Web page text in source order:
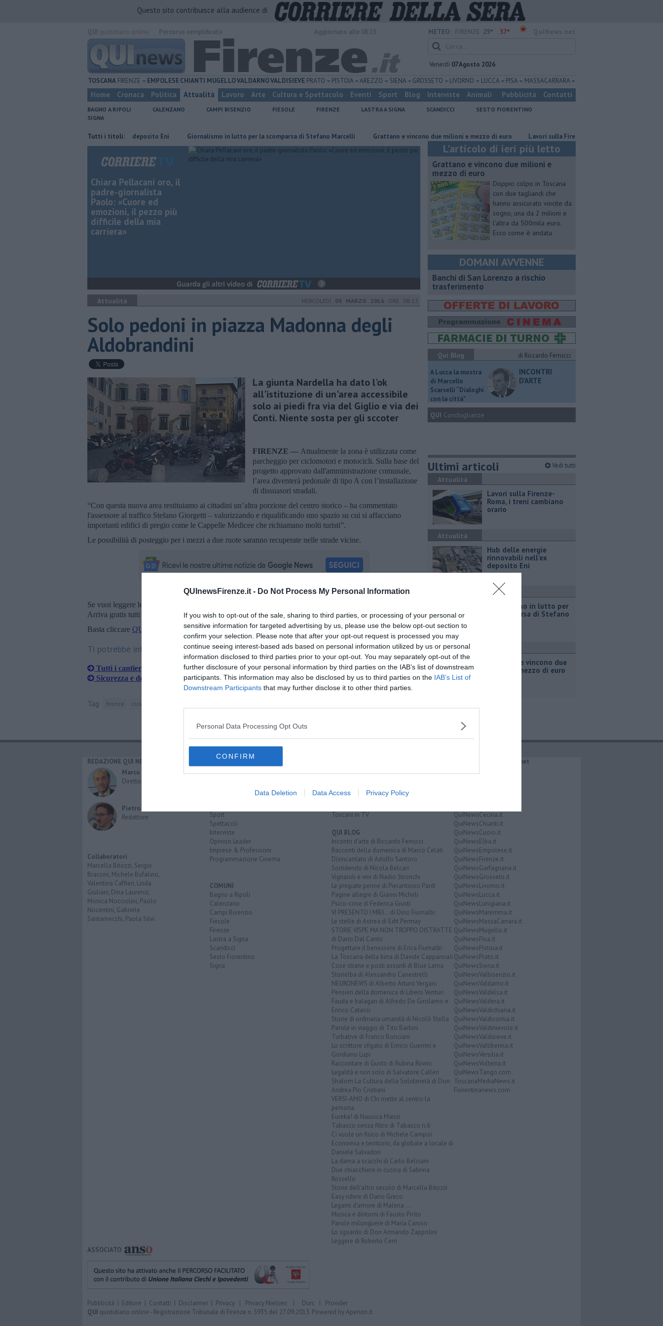
QUInewsFirenze.it - Do Not Process My Personal Information
If you wish to opt-out of the sale, sharing to third parties, or processing of your personal or
sensitive information for targeted advertising by us, please use the below opt-out section to
confirm your selection. Please note that after your opt-out request is processed you may
continue seeing interest-based ads based on personal information utilized by us or personal
information disclosed to third parties prior to your opt-out. You may separately opt-out of the
further disclosure of your personal information by third parties on the IAB’s list of downstream
participants. This information may also be disclosed by us to third parties on the IAB’s List of
Downstream Participants that may further disclose it to other third parties.
Personal Data Processing Opt Outs
CONFIRM
Data Deletion Data Access Privacy Policy
Questo sito contribuisce alla audience di
METEO: 25° 37°
Venerdì 07 Agosto 2026
TOSCANA FIRENZE EMPOLESECHIANTI MUGELLOVALDARNOVALDISIEVE PRATO PISTOIA AREZZO SIENA GROSSETO LIVORNO LUCCA PISA MASSA CARRARA
Home Cronaca Politica Attualità Lavoro Arte Cultura e Spettacolo Eventi Sport Blog Interviste Animali Pubblicità Contatti
BAGNO A RIPOLI CALENZANO CAMPI BISENZIO FIESOLE FIRENZE LASTRA A SIGNA SCANDICCI
SESTO FIORENTINO
SIGNA
Tutti i titoli:
Hub delle energie rinnovabili nell'ex deposito Eni Giornalismo in lutto per la scomparsa di Stefano Marcelli Grattano e vincono due milioni e mezzo di euro Lavori sulla Firenze-Roma, i treni cambiano orario
Chiara Pellacani oro, il
padre-giornalista
Paolo: «Cuore ed
emozioni, il pezzo più
difficile della mia
carriera»
Attualità MERCOLEDÌ 09 MARZO 2016 ORE 08:13
Solo pedoni in piazza Madonna degli
Aldobrandini
La giunta Nardella ha dato l'ok
all'istituzione di un'area accessibile
solo ai piedi fra via del Giglio e via dei
Conti. Niente sosta per gli sccoter
FIRENZE — Attualmente la zona è utilizzata come
parcheggio per ciclomotori e motocicli. Sulla base del
progetto approvato dall'amministrazione comunale,
l’area diventerà pedonale di tipo A con l’installazione
di dissuasori stradali.
“Con questa nuova area restituiamo ai cittadini un’altra porzione del centro storico – ha commentato
l'assessore al traffico Stefano Giorgetti – valorizzando e riqualificando uno spazio su cui si affacciano
importanti edifici di pregio come le Cappelle Medicee che richiamano molti turisti”.
Le possibilità di posteggio per i mezzi a due ruote saranno recuperate nelle strade vicine.
Se vuoi leggere le notizie principali della Toscana iscriviti alla
Arriva gratis tutti i giorni alle 20:00 direttamente nella tua casella di posta.
Basta cliccare QUI
Ti potrebbe interessare anche:
Tutti i cantieri al via e i cambi di viabilità
Sicurezza e degrado, comitati in campo
Tag firenze ciclomotore
L'articolo di ieri più letto
Grattano e vincono due milioni e
mezzo di euro
Doppio colpo in Toscana
con due tagliandi che
hanno assicurato vincite da
sogno, una da 2 milioni e
l'altra da 500mila euro.
Ecco come è andata
DOMANI AVVENNE
Banchi di San Lorenzo a rischio
trasferimento
Qui Blog
di Riccardo Ferrucci
A Lucca la mostra
di Marcello
Scarselli “Dialoghi
con la città"
INCONTRI
D'ARTE
QUI Condoglianze
Ultimi articoli Vedi tutti
Attualità
Lavori sulla Firenze-
Roma, i treni cambiano
orario
Attualità
Hub delle energie
rinnovabili nell'ex
deposito Eni
Giornalismo in lutto per
la scomparsa di Stefano
Attualità
Grattano e vincono due
milioni e mezzo di euro
REDAZIONE QUI NEWS
Marco Migli
Direttore Responsabile
Pietro Mattonai
Redattore
Collaboratori
Marcella Bitozzi, Sergio
Braccini, Michele Bufalino,
Valentina Caffieri, Linda
Giuliani, Dina Laurenzi,
Monica Nocciolini, Paolo
Nocentini, Gabriele
Santarnecchi, Paola Silvi.
CATEGORIE
Sport
Spettacoli
Interviste
Opinion Leader
Imprese & Professioni
Programmazione Cinema
COMUNI
Bagno a Ripoli
Calenzano
Campi Bisenzio
Fiesole
Firenze
Lastra a Signa
Scandicci
Sesto Fiorentino
Signa
Più Letti del mese
Archivio Notizie
Toscani in TV
QUI BLOG
Incontri d'arte di Riccardo Ferrucci
Racconti della domenica di Marco Celati
Disincantato di Adolfo Santoro
Sorridendo di Nicola Belcari
Vignaioli e vini di Nadio Stronchi
Le pregiate penne di Pierantonio Pardi
Pagine allegre di Gianni Micheli
Psico-cose di Federica Giusti
VI PRESENTO I MIEI... di Dino Fiumalbi
Le stelle di Astrea di Edit Permay
STORIE VISPE MA NON TROPPO DISTRATTE
di Dario Dal Canto
Progettare il benessere di Erica Fiumalbi
La Toscana della birra di Davide Cappannari
Cose strane e posti assurdi di Blue Lama
Storielba di Alessandro Canestrelli
NEURONEWS di Alberto Arturo Vergani
Pensieri della domenica di Libero Venturi
Fauda e balagan di Alfredo De Girolamo e
Enrico Catassi
Storie di ordinaria umanità di Nicolò Stella
Parole in viaggio di Tito Barbini
Turbative di Franco Bonciani
Lo scrittore sfigato di Enrico Guerrini e
Gordiano Lupi
Raccontare di Gusto di Rubina Rovini
Legalità e non solo di Salvatore Calleri
Shalom La Cultura della Solidarietà di Don
Andrea Pio Cristiani
VERSI-AMO di Chi mette al centro la
persona
Eureka! di Nausica Manzi
Tabasco senza filtro di Tabasco n.6
Ci vuole un fisico di Michele Campisi
Economia e territorio, da globale a locale di
Daniele Salvadori
La dama a scacchi di Carlo Belciani
Due chiacchiere in cucina di Sabrina
Rossello
Storie dell'altro secolo di Marcella Bitozzi
Easy ridere di Dario Greco
Legami d'amore di Malena ...
Musica e dintorni di Fausto Pirìto
Parole milonguere di Maria Caruso
Lo sguardo di Don Armando Zappolini
Leggere di Roberto Cerri
IL NETWORK QuiNews.net
QuiNewsCecina.it
QuiNewsChianti.it
QuiNewsCuoio.it
QuiNewsElba.it
QuiNewsEmpolese.it
QuiNewsFirenze.it
QuiNewsGarfagnana.it
QuiNewsGrosseto.it
QuiNewsLivorno.it
QuiNewsLucca.it
QuiNewsLunigiana.it
QuiNewsMaremma.it
QuiNewsMassaCarrara.it
QuiNewsMugello.it
QuiNewsPisa.it
QuiNewsPistoia.it
QuiNewsPrato.it
QuiNewsSiena.it
QuiNewsValbisenzio.it
QuiNewsValdarno.it
QuiNewsValdelsa.it
QuiNewsValdera.it
QuiNewsValdichiana.it
QuiNewsValdicornia.it
QuiNewsValdinievole.it
QuiNewsValdisieve.it
QuiNewsValtiberina.it
QuiNewsVersilia.it
QuiNewsVolterra.it
QuiNewsTango.com
ToscanaMediaNews.it
Fiorentinanews.com
ASSOCIATO
Pubblicità | Editore | Contatti | Disclaimer | Privacy | Privacy Nielsen | Durc | Provider
QUI quotidiano online - Registrazione Tribunale di Firenze n. 5935 del 27.09.2013. Powered byAperion.it